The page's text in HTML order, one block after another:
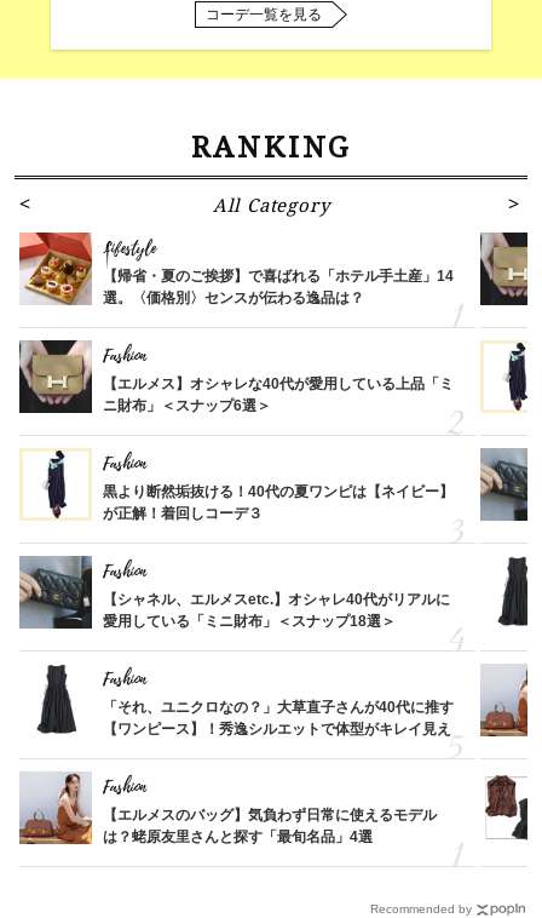
コーデ一覧を見る
RANKING
All Category
Lifestyle
【帰省・夏のご挨拶】で喜ばれる「ホテル手土産」14
選。〈価格別〉センスが伝わる逸品は？
Fashion
【エルメス】オシャレな40代が愛用している上品「ミ
ニ財布」＜スナップ6選＞
Fashion
黒より断然垢抜ける！40代の夏ワンピは【ネイビー】
が正解！着回しコーデ３
Fashion
【シャネル、エルメスetc.】オシャレ40代がリアルに
愛用している「ミニ財布」＜スナップ18選＞
Fashion
「それ、ユニクロなの？」大草直子さんが40代に推す
【ワンピース】！秀逸シルエットで体型がキレイ見え
Fashion
【エルメスのバッグ】気負わず日常に使えるモデル
は？蛯原友里さんと探す「最旬名品」4選
Recommended by